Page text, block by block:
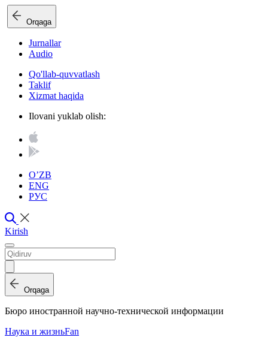
Orqaga
Jurnallar
Audio
Qo'llab-quvvatlash
Taklif
Xizmat haqida
Ilovani yuklab olish:
O’ZB
ENG
РУС
Kirish
Orqaga
Бюро иностранной научно-технической информации
Наука и жизньFan